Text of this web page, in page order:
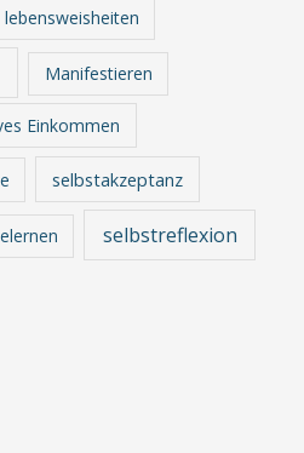
lebensweisheiten
Manifestieren
Einkommen
selbstakzeptanz
selbstreflexion